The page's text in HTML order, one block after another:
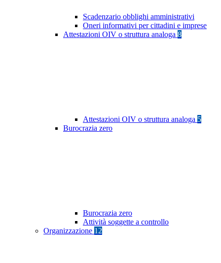
Scadenzario obblighi amministrativi
Oneri informativi per cittadini e imprese
Attestazioni OIV o struttura analoga 8
Attestazioni OIV o struttura analoga 5
Burocrazia zero
Burocrazia zero
Attività soggette a controllo
Organizzazione 12